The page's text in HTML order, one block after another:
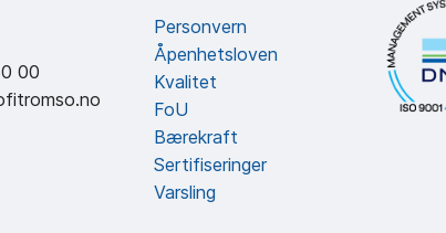
00
Personvern
Åpenhetsloven
Kvalitet
FoU
Bærekraft
Sertifiseringer
Varsling